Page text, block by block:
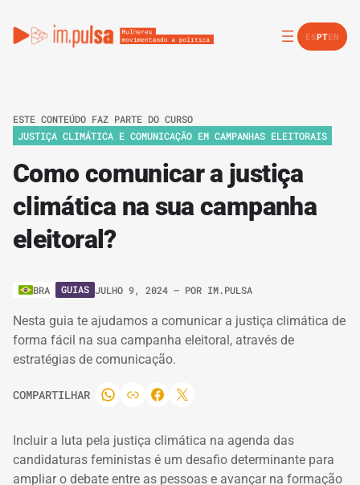
ESPTEN
ESTE CONTEÚDO FAZ PARTE DO CURSO
JUSTIÇA CLIMÁTICA E COMUNICAÇÃO EM CAMPANHAS ELEITORAIS
Como comunicar a justiça
climática na sua campanha
eleitoral?
BRA GUIAS JULHO 9, 2024 – POR IM.PULSA
Nesta guia te ajudamos a comunicar a justiça climática de
forma fácil na sua campanha eleitoral, através de
estratégias de comunicação.
COMPARTILHAR
Incluir a luta pela justiça climática na agenda das
candidaturas feministas é um desafio determinante para
ampliar o debate entre as pessoas e avançar na formação